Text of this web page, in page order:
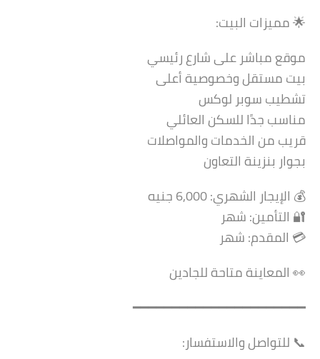
🌟 مميزات البيت:
موقع مباشر على شارع رئيسي
بيت مستقل وخصوصية أعلى
تشطيب سوبر لوكس
مناسب جدًا للسكن العائلي
قريب من الخدمات والمواصلات
بجوار بنزينة التعاون
💰 الإيجار الشهري: 6,000 جنيه
🔐 التأمين: شهر
💳 المقدم: شهر
👀 المعاينة متاحة للجادين
━━━━━━━━━━━━━━━━━━━━━━
📞 للتواصل والاستفسار: